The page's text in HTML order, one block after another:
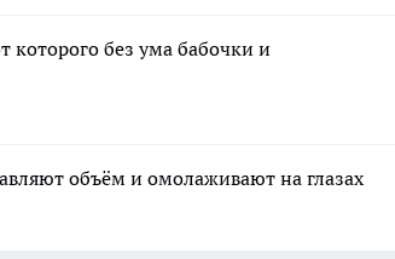
без ума бабочки и
объём и омолаживают на глазах